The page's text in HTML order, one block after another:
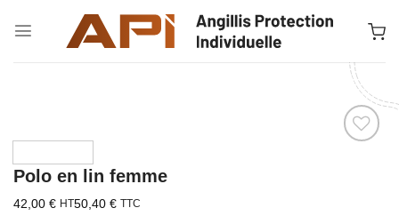
Polo en lin femme
42,00 € HT50,40 € TTC